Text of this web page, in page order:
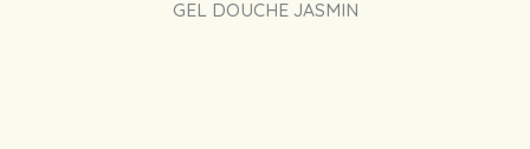
GEL DOUCHE JASMIN